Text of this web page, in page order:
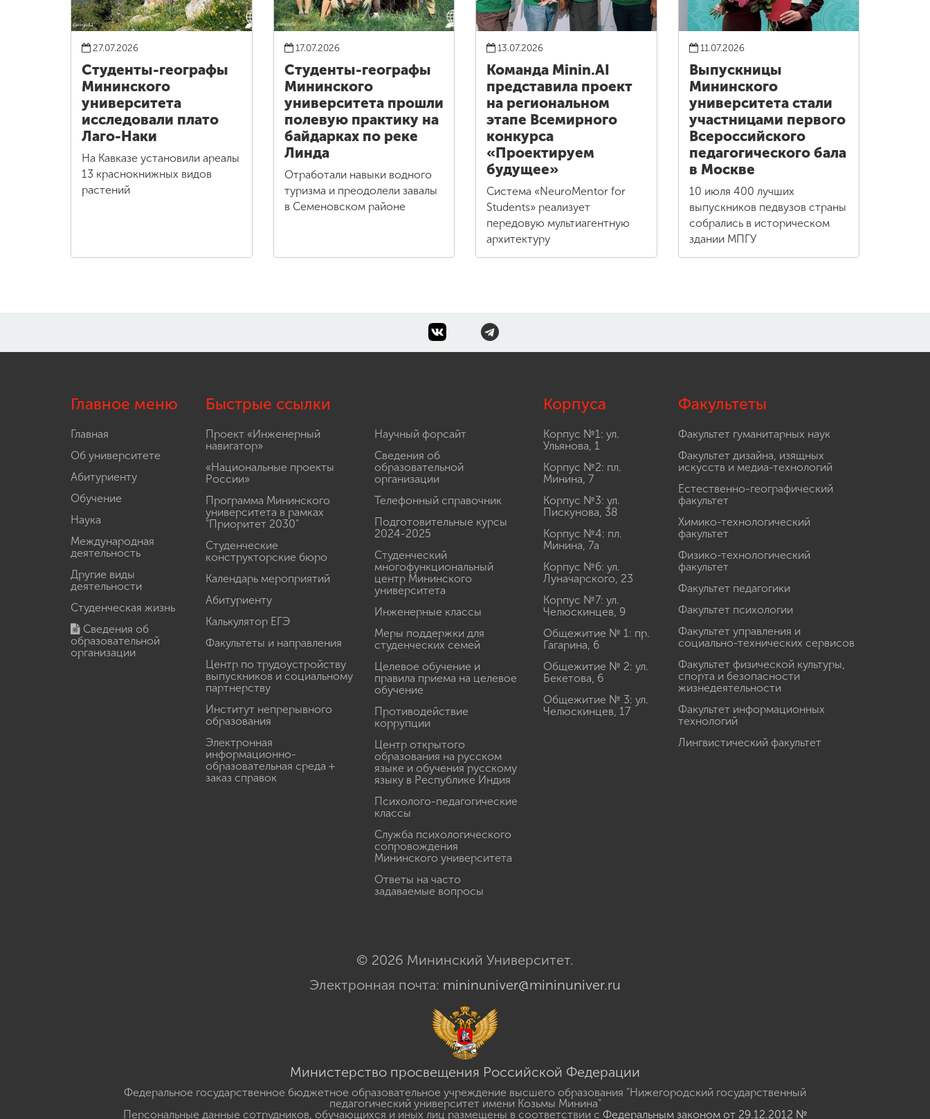
27.07.2026
Студенты-географы
Мининского
университета
исследовали плато
Лаго-Наки
На Кавказе установили ареалы
13 краснокнижных видов
растений
17.07.2026
Студенты-географы
Мининского
университета прошли
полевую практику на
байдарках по реке
Линда
Отработали навыки водного
туризма и преодолели завалы
в Семеновском районе
13.07.2026
Команда Minin.AI
представила проект
на региональном
этапе Всемирного
конкурса
«Проектируем
будущее»
Система «NeuroMentor for
Students» реализует
передовую мультиагентную
архитектуру
11.07.2026
Выпускницы
Мининского
университета стали
участницами первого
Всероссийского
педагогического бала
в Москве
10 июля 400 лучших
выпускников педвузов страны
собрались в историческом
здании МПГУ
Главное меню
Главная
Об университете
Абитуриенту
Обучение
Наука
Международная
деятельность
Другие виды
деятельности
Студенческая жизнь
Сведения об
образовательной
организации
Быстрые ссылки
Проект «Инженерный
навигатор»
«Национальные проекты
России»
Программа Мининского
университета в рамках
"Приоритет 2030"
Студенческие
конструкторские бюро
Календарь мероприятий
Абитуриенту
Калькулятор ЕГЭ
Факультеты и направления
Центр по трудоустройству
выпускников и социальному
партнерству
Институт непрерывного
образования
Электронная
информационно-
образовательная среда +
заказ справок
Научный форсайт
Сведения об
образовательной
организации
Телефонный справочник
Подготовительные курсы
2024-2025
Студенческий
многофункциональный
центр Мининского
университета
Инженерные классы
Меры поддержки для
студенческих семей
Целевое обучение и
правила приема на целевое
обучение
Противодействие
коррупции
Центр открытого
образования на русском
языке и обучения русскому
языку в Республике Индия
Психолого-педагогические
классы
Служба психологического
сопровождения
Мининского университета
Ответы на часто
задаваемые вопросы
Корпуса
Корпус №1: ул.
Ульянова, 1
Корпус №2: пл.
Минина, 7
Корпус №3: ул.
Пискунова, 38
Корпус №4: пл.
Минина, 7а
Корпус №6: ул.
Луначарского, 23
Корпус №7: ул.
Челюскинцев, 9
Общежитие № 1: пр.
Гагарина, 6
Общежитие № 2: ул.
Бекетова, 6
Общежитие № 3: ул.
Челюскинцев, 17
Факультеты
Факультет гуманитарных наук
Факультет дизайна, изящных
искусств и медиа-технологий
Естественно-географический
факультет
Химико-технологический
факультет
Физико-технологический
факультет
Факультет педагогики
Факультет психологии
Факультет управления и
социально-технических сервисов
Факультет физической культуры,
спорта и безопасности
жизнедеятельности
Факультет информационных
технологий
Лингвистический факультет
© 2026 Мининский Университет.
Электронная почта: mininuniver@mininuniver.ru
Министерство просвещения Российской Федерации
Федеральное государственное бюджетное образовательное учреждение высшего образования "Нижегородский государственный
педагогический университет имени Козьмы Минина"
Персональные данные сотрудников, обучающихся и иных лиц размещены в соответствии с Федеральным законом от 29.12.2012 №